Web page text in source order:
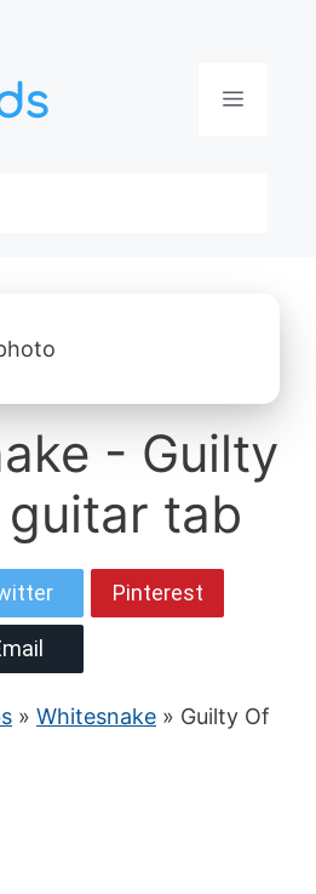
Menu
- Guilty
tab
Pinterest
» Whitesnake » Guilty Of